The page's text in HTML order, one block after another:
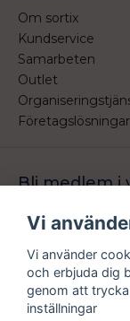
Om sortix
Kundservice
Samarbeten
Outlet
Företagslösningar
Bli medlem i
email
Mejladress
erbjudande.
Vi
Vi använder
och erbjuda dig
genom att
inställningar